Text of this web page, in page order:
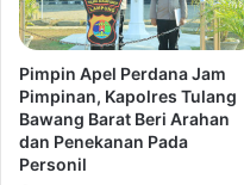
Pimpin Apel Perdana Jam
Pimpinan, Kapolres Tulang
Bawang Barat Beri Arahan
dan Penekanan Pada
Personil